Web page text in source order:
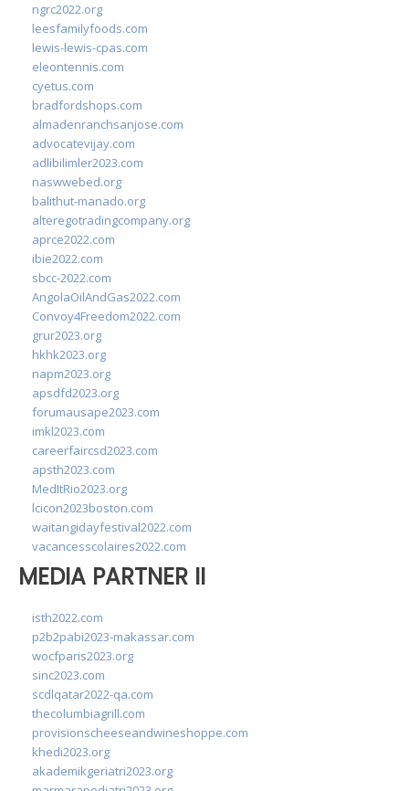
ngrc2022.org
leesfamilyfoods.com
lewis-lewis-cpas.com
eleontennis.com
cyetus.com
bradfordshops.com
almadenranchsanjose.com
advocatevijay.com
adlibilimler2023.com
naswwebed.org
balithut-manado.org
alteregotradingcompany.org
aprce2022.com
ibie2022.com
sbcc-2022.com
AngolaOilAndGas2022.com
Convoy4Freedom2022.com
grur2023.org
hkhk2023.org
napm2023.org
apsdfd2023.org
forumausape2023.com
imkl2023.com
careerfaircsd2023.com
apsth2023.com
MedItRio2023.org
lcicon2023boston.com
waitangidayfestival2022.com
vacancesscolaires2022.com
MEDIA PARTNER II
isth2022.com
p2b2pabi2023-makassar.com
wocfparis2023.org
sinc2023.com
scdlqatar2022-qa.com
thecolumbiagrill.com
provisionscheeseandwineshoppe.com
khedi2023.org
akademikgeriatri2023.org